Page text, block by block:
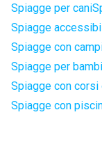
Spiagge per cani
Spiagge
Spiagge con
Spiagge per
Spiagge con
Spiagge con